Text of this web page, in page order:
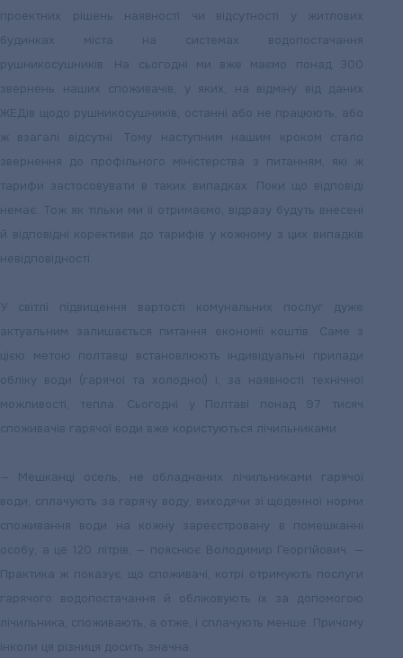
проектних рішень наявності чи відсутності у житлових
будинках міста на системах водопостачання
рушникосушників. На сьогодні ми вже маємо понад 300
звернень наших споживачів, у яких, на відміну від даних
ЖЕДів щодо рушникосушників, останні або не працюють, або
ж взагалі відсутні. Тому наступним нашим кроком стало
звернення до профільного міністерства з питанням, які ж
тарифи застосовувати в таких випадках. Поки що відповіді
немає. Тож як тільки ми її отримаємо, відразу будуть внесені
й відповідні корективи до тарифів у кожному з цих випадків
невідповідності.
У світлі підвищення вартості комунальних послуг дуже
актуальним залишається питання економії коштів. Саме з
цією метою полтавці встановлюють індивідуальні прилади
обліку води (гарячої та холодної) і, за наявності технічної
можливості, тепла. Сьогодні у Полтаві понад 97 тисяч
споживачів гарячої води вже користуються лічильниками.
— Мешканці осель, не обладнаних лічильниками гарячої
води, сплачують за гарячу воду, виходячи зі щоденної норми
споживання води на кожну зареєстровану в помешканні
особу, а це 120 літрів, — пояснює Володимир Георгійович. —
Практика ж показує, що споживачі, котрі отримують послуги
гарячого водопостачання й обліковують їх за допомогою
лічильника, споживають, а отже, і сплачують менше. Причому
інколи ця різниця досить значна.